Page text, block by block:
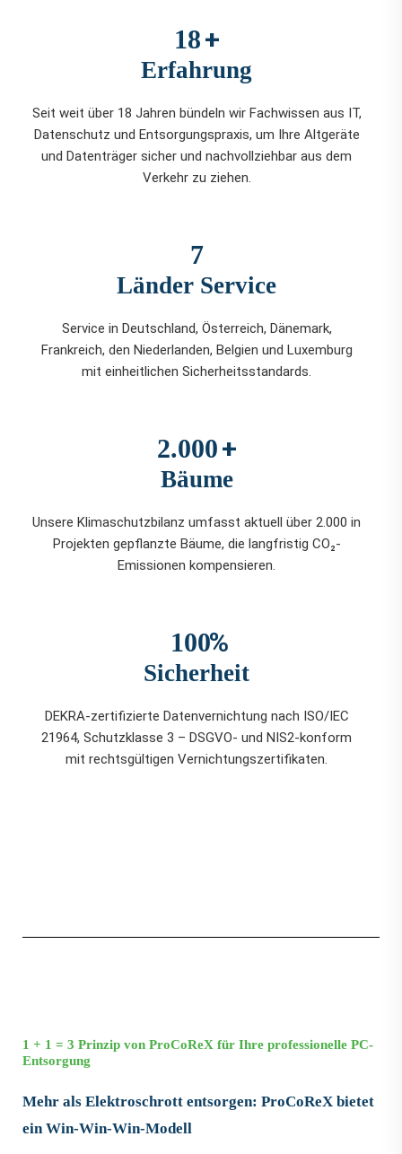
18+
Erfahrung
Seit weit über 18 Jahren bündeln wir Fachwissen aus IT,
Datenschutz und Entsorgungspraxis, um Ihre Altgeräte
und Datenträger sicher und nachvollziehbar aus dem
Verkehr zu ziehen.
7
Länder Service
Service in Deutschland, Österreich, Dänemark,
Frankreich, den Niederlanden, Belgien und Luxemburg
mit einheitlichen Sicherheitsstandards.
2.000+
Bäume
Unsere Klimaschutzbilanz umfasst aktuell über 2.000 in
Projekten gepflanzte Bäume, die langfristig CO₂-
Emissionen kompensieren.
100%
Sicherheit
DEKRA-zertifizierte Datenvernichtung nach ISO/IEC
21964, Schutzklasse 3 – DSGVO- und NIS2-konform
mit rechtsgültigen Vernichtungszertifikaten.
1 + 1 = 3 Prinzip von ProCoReX für Ihre professionelle PC-
Entsorgung
Mehr als Elektroschrott entsorgen: ProCoReX bietet
ein Win-Win-Win-Modell